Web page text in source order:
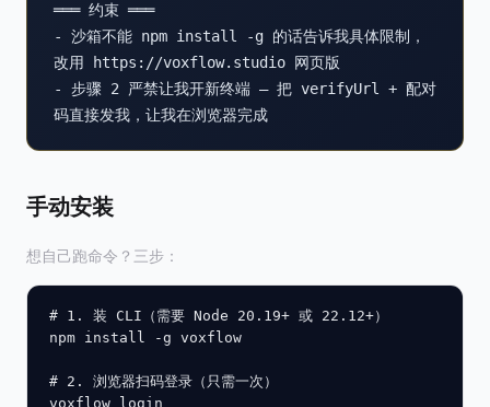
═══ 约束 ═══
- 沙箱不能 npm install -g 的话告诉我具体限制，
改用 https://voxflow.studio 网页版
- 步骤 2 严禁让我开新终端 — 把 verifyUrl + 配对
码直接发我，让我在浏览器完成
手动安装
想自己跑命令？三步：
# 1. 装 CLI（需要 Node 20.19+ 或 22.12+）
npm install -g voxflow
# 2. 浏览器扫码登录（只需一次）
voxflow login